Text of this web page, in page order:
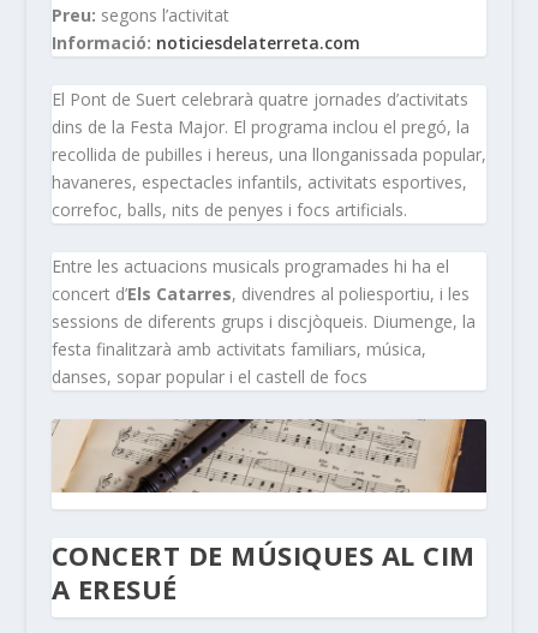
Preu: segons l’activitat
Informació: noticiesdelaterreta.com
El Pont de Suert celebrarà quatre jornades d’activitats
dins de la Festa Major. El programa inclou el pregó, la
recollida de pubilles i hereus, una llonganissada popular,
havaneres, espectacles infantils, activitats esportives,
correfoc, balls, nits de penyes i focs artificials.
Entre les actuacions musicals programades hi ha el
concert d’Els Catarres, divendres al poliesportiu, i les
sessions de diferents grups i discjòqueis. Diumenge, la
festa finalitzarà amb activitats familiars, música,
danses, sopar popular i el castell de focs
CONCERT DE MÚSIQUES AL CIM
A ERESUÉ